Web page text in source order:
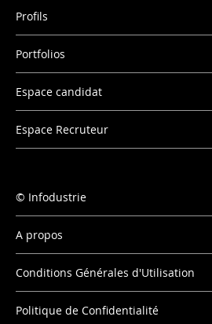
Profils
Portfolios
Espace candidat
Espace Recruteur
Infodustrie
A propos
Conditions Générales d'Utilisation
Politique de Confidentialité